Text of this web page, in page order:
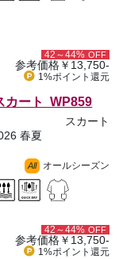
42～44% OFF
参考価格￥13,750-
1%ポイント 還元
カート WP859
スカート
春夏
All オールシーズン
42～44% OFF
参考価格￥13,750-
1%ポイント 還元